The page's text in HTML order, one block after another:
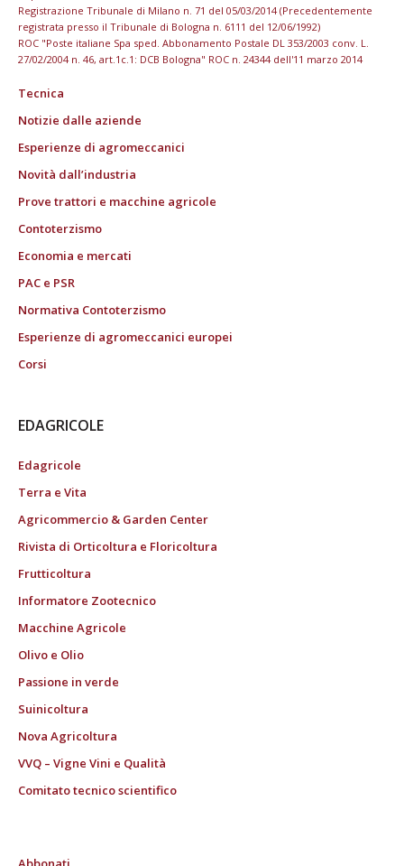
Registrazione Tribunale di Milano n. 71 del 05/03/2014 (Precedentemente
registrata presso il Tribunale di Bologna n. 6111 del 12/06/1992)
ROC "Poste italiane Spa sped. Abbonamento Postale DL 353/2003 conv. L.
27/02/2004 n. 46, art.1c.1: DCB Bologna" ROC n. 24344 dell'11 marzo 2014
Tecnica
Notizie dalle aziende
Esperienze di agromeccanici
Novità dall’industria
Prove trattori e macchine agricole
Contoterzismo
Economia e mercati
PAC e PSR
Normativa Contoterzismo
Esperienze di agromeccanici europei
Corsi
EDAGRICOLE
Edagricole
Terra e Vita
Agricommercio & Garden Center
Rivista di Orticoltura e Floricoltura
Frutticoltura
Informatore Zootecnico
Macchine Agricole
Olivo e Olio
Passione in verde
Suinicoltura
Nova Agricoltura
VVQ – Vigne Vini e Qualità
Comitato tecnico scientifico